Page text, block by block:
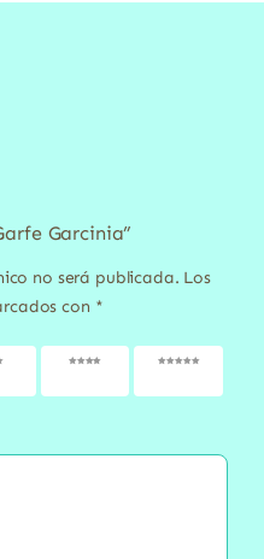
Garcinia”
no será publicada. Los
con *
4 de 5
5 de 5